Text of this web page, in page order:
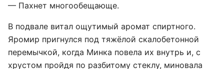
— Пахнет многообещающе.
В подвале витал ощутимый аромат спиртного.
Яромир пригнулся под тяжёлой скалобетонной
перемычкой, когда Минка повела их внутрь и, с
хрустом пройдя по разбитому стеклу, миновала